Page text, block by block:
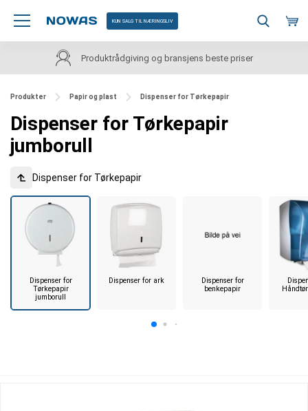
KUN SALG TIL NÆRINGSLIV
Produktrådgiving og bransjens beste priser
Produkter Papir og plast Dispenser for Tørkepapir
Dispenser for Tørkepapir
jumborull
Dispenser for Tørkepapir
Dispenser for
Tørkepapir
jumborull
Dispenser for ark
Dispenser for
benkepapir